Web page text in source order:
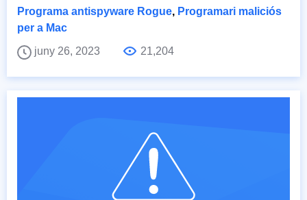
Programa antispyware Rogue, Programari maliciós
per a Mac
juny 26, 2023
21,204